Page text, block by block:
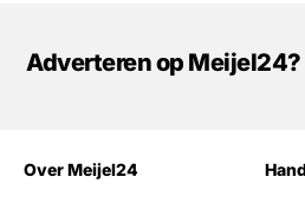
Adverteren op Meijel24?
Over Meijel24